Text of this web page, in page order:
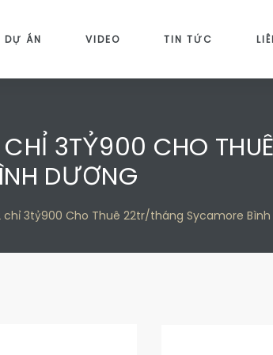
ÁN VIDEO TIN TỨC
3TỶ900 CHO
DƯƠNG
chỉ 3tỷ900 Cho Thuê 22tr/tháng Sycamore Bình